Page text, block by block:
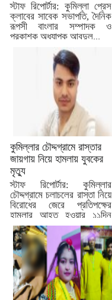
স্টাফ রিপোর্টার: কুমিল্লা প্রেস
ক্লাবের সাবেক সভাপতি, দৈনিক
রূপসী বাংলার সম্পাদক ও
প্রকাশক অধ্যাপক আবদুল...
কুমিল্লার চৌদ্দগ্রামে রাস্তার
জায়গায় নিয়ে হামলায় যুবকের
মৃত্যু
স্টাফ রিপোর্টার: কুমিল্লার
চৌদ্দগ্রামে চলাচলের রাস্তা নিয়ে
বিরোধের জেরে প্রতিপক্ষের
হামলার আহত হওয়ার ১১দিন
পর...